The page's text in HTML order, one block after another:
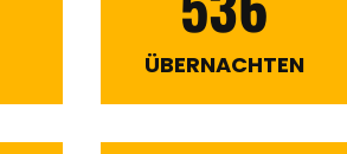
ÜBERNACHTEN